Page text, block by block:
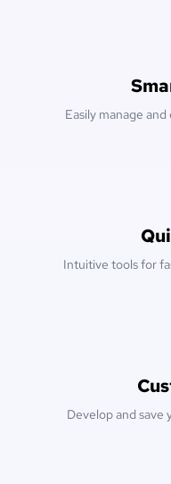
Easily manage
Intuitive tools for
Develop and save